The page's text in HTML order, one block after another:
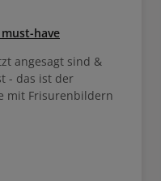
have
angesagt sind &
- das ist der
mit Frisurenbildern